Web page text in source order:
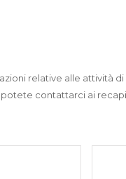
relative alle attività
contattarci ai